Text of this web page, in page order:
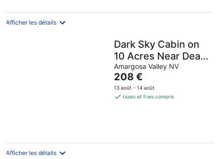
Afficher les détails
Dark Sky Cabin on
10 Acres Near Death
Valley
Amargosa Valley NV
Le
prix
est
208 €
13 août - 14 août
taxes et frais compris
Afficher les détails